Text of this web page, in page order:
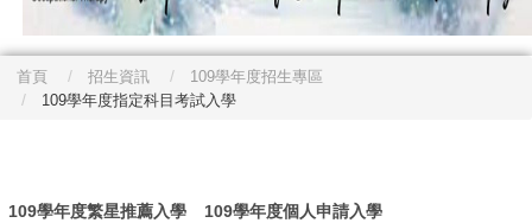
首頁 招生資訊
109學年度招生專區
109學年度指定科目考試入學
109學年度繁星推薦入學 109學年度個人申請入學